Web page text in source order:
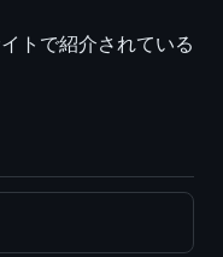
トで紹介されている